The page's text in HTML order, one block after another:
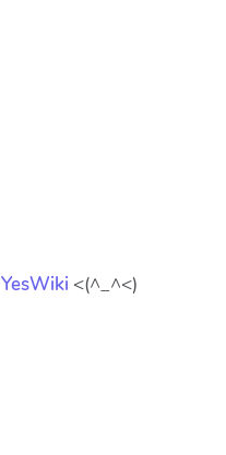
YesWiki <(^_^<)